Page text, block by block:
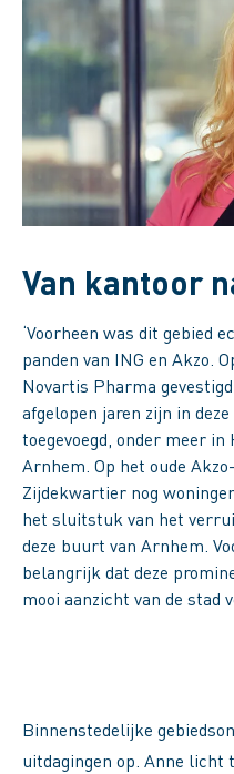
Van kantoor
‘Voorheen was dit gebied
panden van ING en Akzo.
Novartis Pharma
afgelopen jaren zijn in
toegevoegd, onder meer
Arnhem. Op het oude
Zijdekwartier nog
het sluitstuk van het
deze buurt van Arnhem.
belangrijk dat deze
mooi aanzicht van de stad
Binnenstedelijke
uitdagingen op. Anne licht